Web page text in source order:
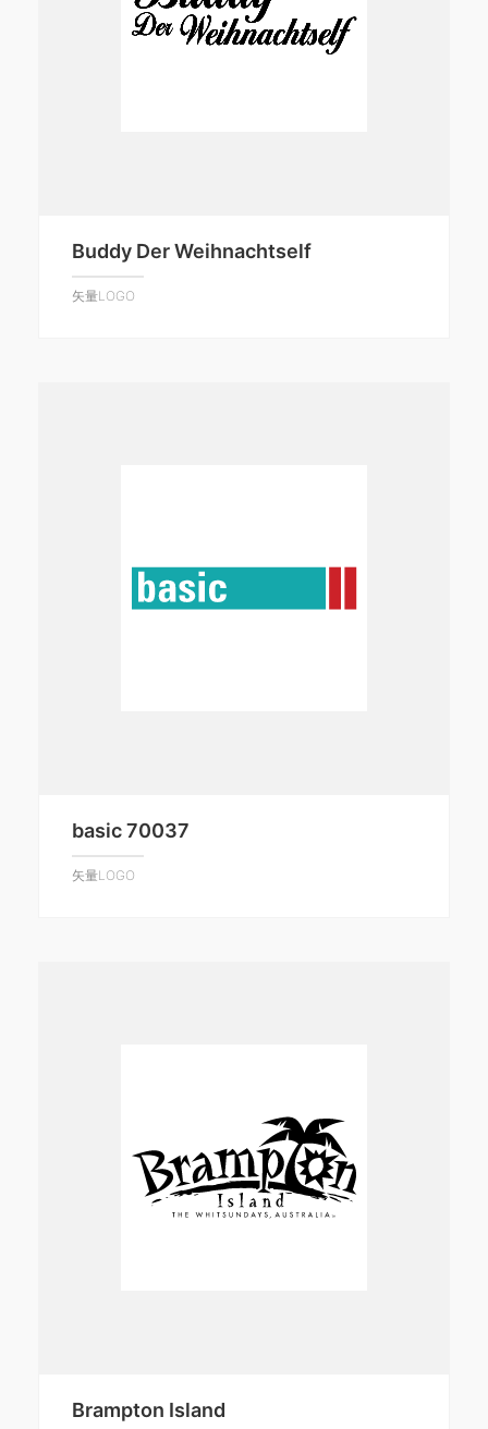
Buddy Der Weihnachtself
矢量LOGO
basic 70037
矢量LOGO
Brampton Island